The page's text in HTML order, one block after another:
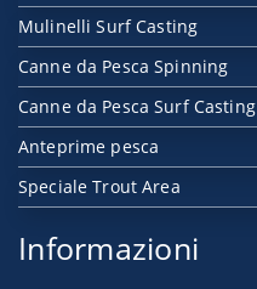
Mulinelli Surf Casting
Canne da Pesca Spinning
Canne da Pesca Surf Casting
Anteprime pesca
Speciale Trout Area
Informazioni